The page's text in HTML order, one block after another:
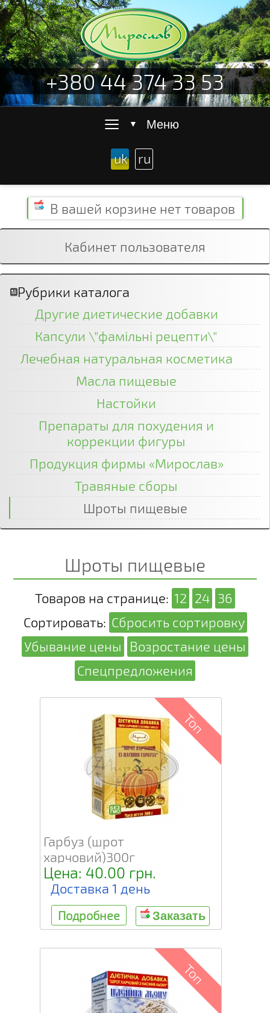
+380 44 374 33 53
≡ ▼ Меню
uk ru
В вашей корзине нет товаров
Кабинет пользователя
Рубрики каталога
Другие диетические добавки
Капсули \"фамільні рецепти\"
Лечебная натуральная косметика
Масла пищевые
Настойки
Препараты для похудения и
коррекции фигуры
Продукция фирмы «Мирослав»
Травяные сборы
Шроты пищевые
Шроты пищевые
Товаров на странице: 12 24 36
Сортировать: Сбросить сортировку
Убывание цены
Возростание цены
Спецпредложения
Топ
Гарбуз (шрот
харчовий)300г
Цена: 40.00 грн.
Доставка 1 день
Подробнее Заказать
Топ